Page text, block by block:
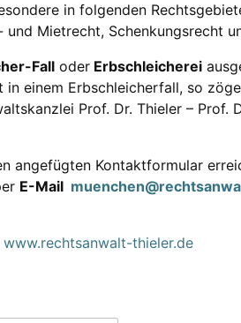
in folgenden
Mietrecht, Schenkungsrecht
Fall oder Erbschleicherei
einem Erbschleicherfall, so
Prof. Dr. Thieler – Prof.
angefügten Kontaktformular
E-Mail
www.rechtsanwalt-thieler.de